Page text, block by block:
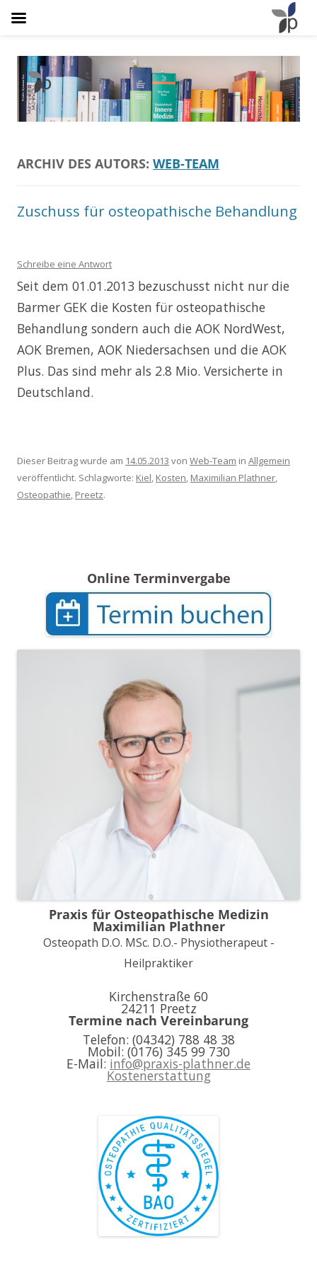
Osteopathie Plathner
Natürlich Schmerzfrei
ARCHIV DES AUTORS: WEB-TEAM
Zuschuss für osteopathische Behandlung
Schreibe eine Antwort
Seit dem 01.01.2013 bezuschusst nicht nur die
Barmer GEK die Kosten für osteopathische
Behandlung sondern auch die AOK NordWest,
AOK Bremen, AOK Niedersachsen und die AOK
Plus. Das sind mehr als 2.8 Mio. Versicherte in
Deutschland.
Dieser Beitrag wurde am 14.05.2013 von Web-Team in Allgemein
veröffentlicht. Schlagworte: Kiel, Kosten, Maximilian Plathner,
Osteopathie, Preetz.
Online Terminvergabe
Praxis für Osteopathische Medizin
Maximilian Plathner
Osteopath D.O. MSc. D.O.- Physiotherapeut -
Heilpraktiker
Kirchenstraße 60
24211 Preetz
Termine nach Vereinbarung
Telefon: (04342) 788 48 38
Mobil: (0176) 345 99 730
E-Mail: info@praxis-plathner.de
Kostenerstattung